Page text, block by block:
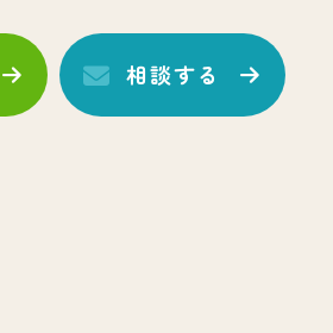
相談する